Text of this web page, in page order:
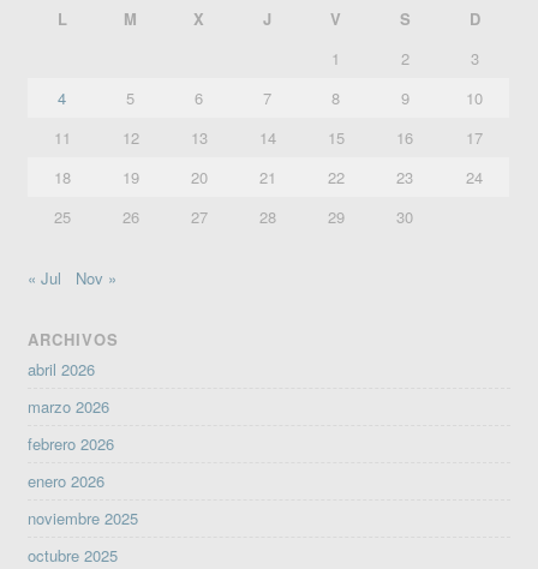
L
M X J V S
D
1
2
3
4
5 6 7 8 9
10
11
12 13 14 15 16
17
18
19 20 21 22 23
24
25
26 27 28 29 30
« Jul Nov »
ARCHIVOS
abril 2026
marzo 2026
febrero 2026
enero 2026
noviembre 2025
octubre 2025